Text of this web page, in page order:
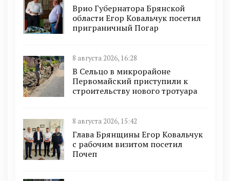
Врио Губернатора Брянской
области Егор Ковальчук посетил
приграничный Погар
8 августа 2026, 16:28
В Сельцо в микрорайоне
Первомайский приступили к
строительству нового тротуара
8 августа 2026, 15:42
Глава Брянщины Егор Ковальчук
с рабочим визитом посетил
Почеп